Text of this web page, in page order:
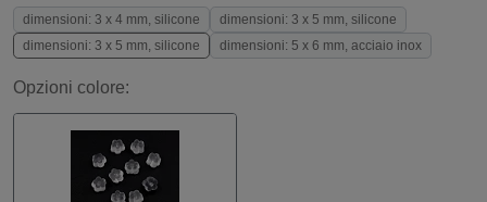
dimensioni: 3 x 4 mm, silicone
dimensioni: 3 x 5 mm, silicone
dimensioni: 3 x 5 mm, silicone
dimensioni: 5 x 6 mm, acciaio inox
Opzioni colore: